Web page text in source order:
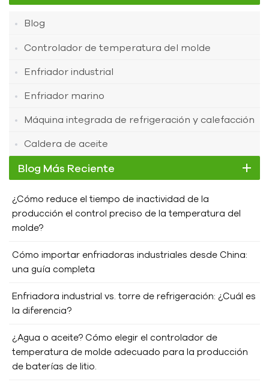
Blog
Controlador de temperatura del molde
Enfriador industrial
Enfriador marino
Máquina integrada de refrigeración y calefacción
Caldera de aceite
Blog Más Reciente
¿Cómo reduce el tiempo de inactividad de la
producción el control preciso de la temperatura del
molde?
Cómo importar enfriadoras industriales desde China:
una guía completa
Enfriadora industrial vs. torre de refrigeración: ¿Cuál es
la diferencia?
¿Agua o aceite? Cómo elegir el controlador de
temperatura de molde adecuado para la producción
de baterías de litio.